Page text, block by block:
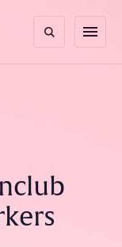
menu